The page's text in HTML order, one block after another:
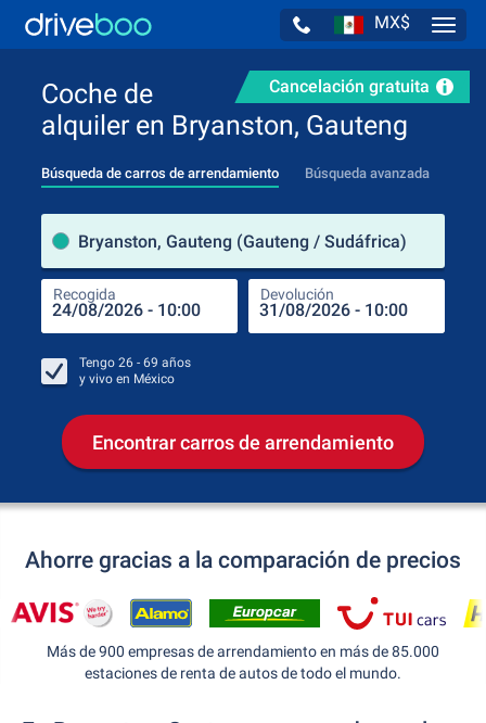
MX$
Cancelación gratuita
Coche de
alquiler en Bryanston, Gauteng
Búsqueda de carros de arrendamiento Búsqueda avanzada
Bryanston, Gauteng (Gauteng / Sudáfrica)
Recogida Devolución
Tengo 26 - 69 años
y vivo en México
Encontrar carros de arrendamiento
Ahorre gracias a la comparación de precios
Más de 900 empresas de arrendamiento en más de 85.000
estaciones de renta de autos de todo el mundo.